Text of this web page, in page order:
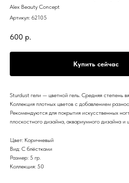
Alex Beauty Concept
Артикул: 62105
600 р.
Купить сейчас
Sturdust гели — цветной гель. Средняя степень
Коллекция плотных цветов с добавлением
Рекомендуются для покрытия искусственных
плоскостного дизайна, аквариумного дизайна и
Цвет: Коричневый
Вид: С блёстками
Размер: 5 гр.
Коллекция: 50